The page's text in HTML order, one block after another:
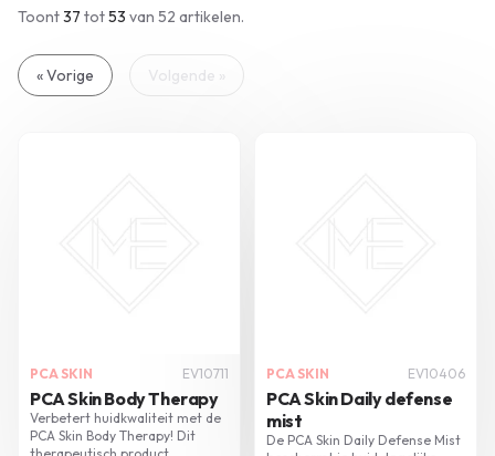
Toont37 tot53 van 52 artikelen.
« Vorige Volgende »
PCA SKIN EV10711
PCA Skin Body Therapy
Verbetert huidkwaliteit met de
PCA Skin Body Therapy! Dit
PCA SKIN EV10406
PCA Skin Daily defense
mist
De PCA Skin Daily Defense Mist